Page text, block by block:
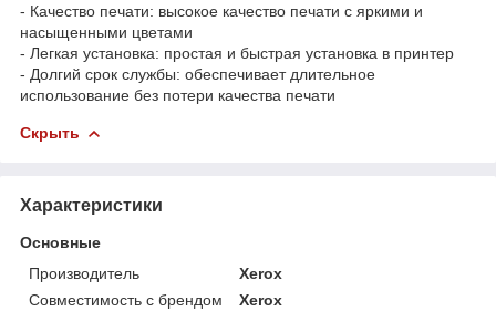
- Качество печати: высокое качество печати с яркими и
насыщенными цветами
- Легкая установка: простая и быстрая установка в принтер
- Долгий срок службы: обеспечивает длительное
использование без потери качества печати
Скрыть
Характеристики
Основные
Производитель
Xerox
Совместимость с брендом
Xerox